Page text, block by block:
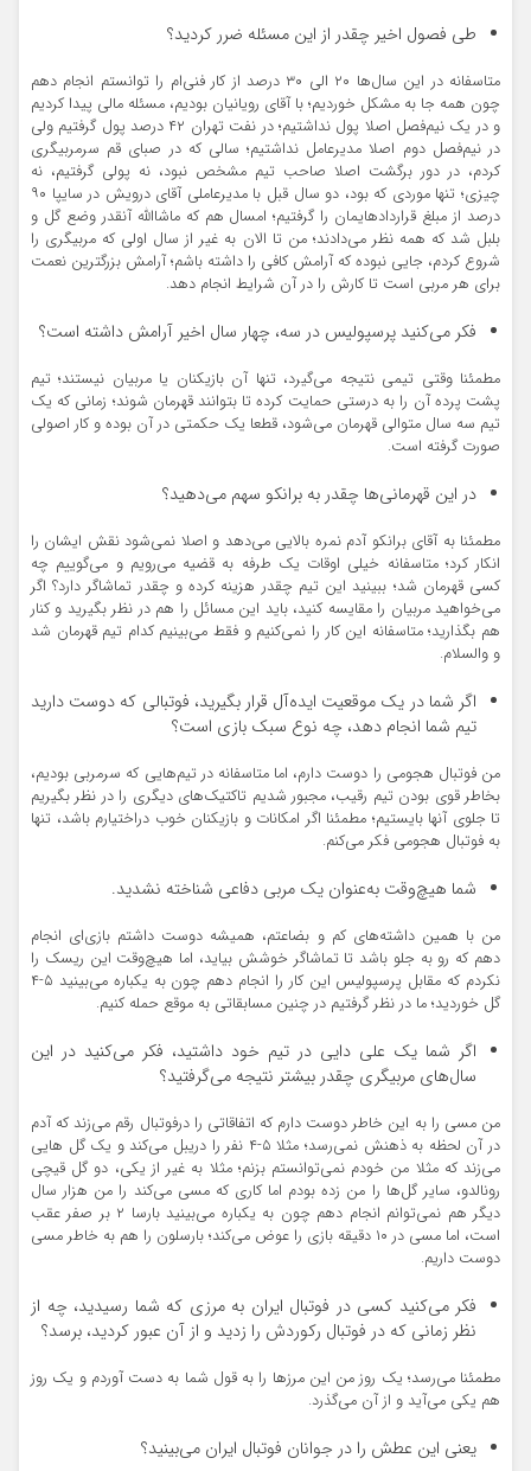
طی فصول اخیر چقدر از این مسئله ضرر کردید؟
متاسفانه در این سال‌ها ۲۰ الی ۳۰ درصد از کار فنی‌ام را توانستم انجام دهم
چون همه جا به مشکل خوردیم؛ با آقای رویانیان بودیم، مسئله مالی پیدا کردیم
و در یک نیم‌فصل اصلا پول نداشتیم؛ در نفت تهران ۴۲ درصد پول گرفتیم ولی
در نیم‌فصل دوم اصلا مدیرعامل نداشتیم؛ سالی که در صبای قم سرمربیگری
کردم، در دور برگشت اصلا صاحب تیم مشخص نبود، نه پولی گرفتیم، نه
چیزی؛ تنها موردی که بود، دو سال قبل با مدیرعاملی آقای درویش در سایپا ۹۰
درصد از مبلغ قراردادهایمان را گرفتیم؛ امسال هم که ماشاالله آنقدر وضع گل و
بلبل شد که همه نظر می‌دادند؛ من تا الان به غیر از سال اولی که مربیگری را
شروع کردم، جایی نبوده که آرامش کافی را داشته باشم؛ آرامش بزرگترین نعمت
برای هر مربی است تا کارش را در آن شرایط انجام دهد.
فکر می‌کنید پرسپولیس در سه، چهار سال اخیر آرامش داشته است؟
مطمئنا وقتی تیمی نتیجه می‌گیرد، تنها آن بازیکنان یا مربیان نیستند؛ تیم
پشت پرده آن را به درستی حمایت کرده تا بتوانند قهرمان شوند؛ زمانی که یک
تیم سه سال متوالی قهرمان می‌شود، قطعا یک حکمتی در آن بوده و کار اصولی
صورت گرفته است.
در این قهرمانی‌ها چقدر به برانکو سهم می‌دهید؟
مطمئنا به آقای برانکو آدم نمره بالایی می‌دهد و اصلا نمی‌شود نقش ایشان را
انکار کرد؛ متاسفانه خیلی اوقات یک طرفه به قضیه می‌رویم و می‌گوییم چه
کسی قهرمان شد؛ ببینید این تیم چقدر هزینه کرده و چقدر تماشاگر دارد؟ اگر
می‌خواهید مربیان را مقایسه کنید، باید این مسائل را هم در نظر بگیرید و کنار
هم بگذارید؛ متاسفانه این کار را نمی‌کنیم و فقط می‌بینیم کدام تیم قهرمان شد
و والسلام.
اگر شما در یک موقعیت ایده‌آل قرار بگیرید، فوتبالی که دوست دارید
تیم شما انجام دهد، چه نوع سبک بازی است؟
من فوتبال هجومی را دوست دارم، اما متاسفانه در تیم‌هایی که سرمربی بودیم،
بخاطر قوی بودن تیم رقیب، مجبور شدیم تاکتیک‌های دیگری را در نظر بگیریم
تا جلوی آنها بایستیم؛ مطمئنا اگر امکانات و بازیکنان خوب دراختیارم باشد، تنها
به فوتبال هجومی فکر می‌کنم.
شما هیچ‌وقت به‌عنوان یک مربی دفاعی شناخته نشدید.
من با همین داشته‌های کم و بضاعتم، همیشه دوست داشتم بازی‌ای انجام
دهم که رو به جلو باشد تا تماشاگر خوشش بیاید، اما هیچ‌وقت این ریسک را
نکردم که مقابل پرسپولیس این کار را انجام دهم چون به یکباره می‌بینید ۵-۴
گل خوردید؛ ما در نظر گرفتیم در چنین مسابقاتی به موقع حمله کنیم.
اگر شما یک علی دایی در تیم خود داشتید، فکر می‌کنید در این
سال‌های مربیگری چقدر بیشتر نتیجه می‌گرفتید؟
من مسی را به این خاطر دوست دارم که اتفاقاتی را درفوتبال رقم می‌زند که آدم
در آن لحظه به ذهنش نمی‌رسد؛ مثلا ۵-۴ نفر را دریبل می‌کند و یک گل هایی
می‌زند که مثلا من خودم نمی‌توانستم بزنم؛ مثلا به غیر از یکی، دو گل قیچی
رونالدو، سایر گل‌ها را من زده بودم اما کاری که مسی می‌کند را من هزار سال
دیگر هم نمی‌توانم انجام دهم چون به یکباره می‌بینید بارسا ۲ بر صفر عقب
است، اما مسی در ۱۰ دقیقه بازی را عوض می‌کند؛ بارسلون را هم به خاطر مسی
دوست داریم.
فکر می‌کنید کسی در فوتبال ایران به مرزی که شما رسیدید، چه از
نظر زمانی که در فوتبال رکوردش را زدید و از آن عبور کردید، برسد؟
مطمئنا می‌رسد؛ یک روز من این مرزها را به قول شما به دست آوردم و یک روز
هم یکی می‌آید و از آن می‌گذرد.
یعنی این عطش را در جوانان فوتبال ایران می‌بینید؟